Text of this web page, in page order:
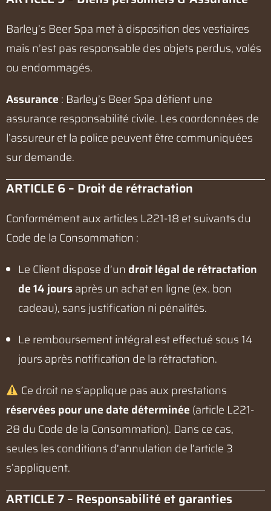
Barley’s Beer Spa met à disposition des vestiaires
mais n’est pas responsable des objets perdus, volés
ou endommagés.
Assurance : Barley’s Beer Spa détient une
assurance responsabilité civile. Les coordonnées de
l’assureur et la police peuvent être communiquées
sur demande.
ARTICLE 6 – Droit de rétractation
Conformément aux articles L221-18 et suivants du
Code de la Consommation :
Le Client dispose d’un droit légal de rétractation
de 14 joursaprès un achat en ligne (ex. bon
cadeau), sans justification ni pénalités.
Le remboursement intégral est effectué sous 14
jours après notification de la rétractation.
Ce droit ne s’applique pas aux prestations
réservées pour une date déterminée (article L221-
28 du Code de la Consommation). Dans ce cas,
seules les conditions d’annulation de l’article 3
s’appliquent.
ARTICLE 7 – Responsabilité et garanties